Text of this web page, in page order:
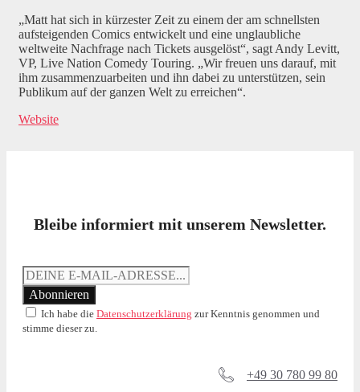
„Matt hat sich in kürzester Zeit zu einem der am schnellsten
aufsteigenden Comics entwickelt und eine unglaubliche
weltweite Nachfrage nach Tickets ausgelöst“, sagt Andy Levitt,
VP, Live Nation Comedy Touring. „Wir freuen uns darauf, mit
ihm zusammenzuarbeiten und ihn dabei zu unterstützen, sein
Publikum auf der ganzen Welt zu erreichen“.
Website
Bleibe informiert mit unserem Newsletter.
Ich habe die Datenschutzerklärung zur Kenntnis genommen und
stimme dieser zu.
+49 30 780 99 80